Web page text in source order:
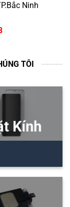
Ninh
TÔI
Kính